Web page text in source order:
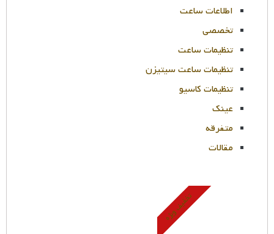
اطلاعات ساعت
تخصصی
تنظیمات ساعت
تنظیمات ساعت سیتیزن
تنظیمات کاسیو
عینک
متفرقه
مقالات
تخفیف ویژه